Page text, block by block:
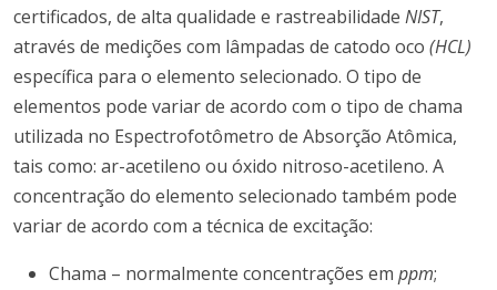
certificados, de alta qualidade e rastreabilidade NIST,
através de medições com lâmpadas de catodo oco (HCL)
específica para o elemento selecionado. O tipo de
elementos pode variar de acordo com o tipo de chama
utilizada no Espectrofotômetro de Absorção Atômica,
tais como: ar-acetileno ou óxido nitroso-acetileno. A
concentração do elemento selecionado também pode
variar de acordo com a técnica de excitação:
Chama – normalmente concentrações em ppm;